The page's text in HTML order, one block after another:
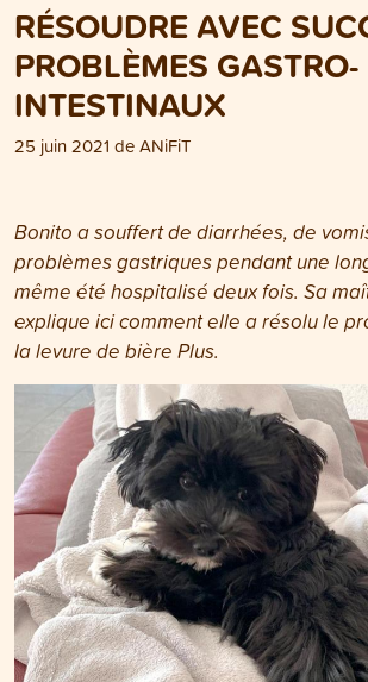
RÉSOUDRE AVEC
PROBLÈMES GASTRO-
INTESTINAUX
25 juin 2021 deANiFiT
Bonito a souffert de diarrhées, de
problèmes gastriques pendant une
même été hospitalisé deux fois. Sa
explique ici comment elle a résolu le
la levure de bière Plus.